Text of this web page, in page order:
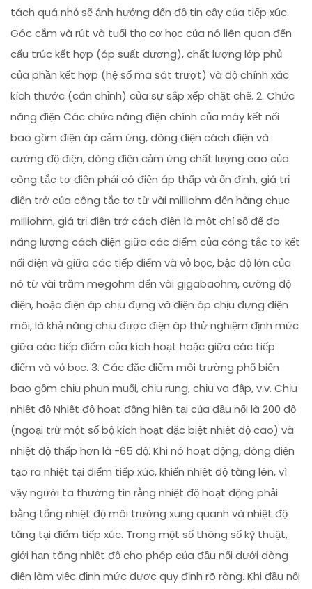
tách quá nhỏ sẽ ảnh hưởng đến độ tin cậy của tiếp xúc.
Góc cắm và rút và tuổi thọ cơ học của nó liên quan đến
cấu trúc kết hợp (áp suất dương), chất lượng lớp phủ
của phần kết hợp (hệ số ma sát trượt) và độ chính xác
kích thước (căn chỉnh) của sự sắp xếp chặt chẽ. 2. Chức
năng điện Các chức năng điện chính của máy kết nối
bao gồm điện áp cảm ứng, dòng điện cách điện và
cường độ điện, dòng điện cảm ứng chất lượng cao của
công tắc tơ điện phải có điện áp thấp và ổn định, giá trị
điện trở của công tắc tơ từ vài milliohm đến hàng chục
milliohm, giá trị điện trở cách điện là một chỉ số để đo
năng lượng cách điện giữa các điểm của công tắc tơ kết
nối điện và giữa các tiếp điểm và vỏ bọc, bậc độ lớn của
nó từ vài trăm megohm đến vài gigabaohm, cường độ
điện, hoặc điện áp chịu đựng và điện áp chịu đựng điện
môi, là khả năng chịu được điện áp thử nghiệm định mức
giữa các tiếp điểm của kích hoạt hoặc giữa các tiếp
điểm và vỏ bọc. 3. Các đặc điểm môi trường phổ biến
bao gồm chịu phun muối, chịu rung, chịu va đập, v.v. Chịu
nhiệt độ Nhiệt độ hoạt động hiện tại của đầu nối là 200 độ
(ngoại trừ một số bộ kích hoạt đặc biệt nhiệt độ cao) và
nhiệt độ thấp hơn là -65 độ. Khi nó hoạt động, dòng điện
tạo ra nhiệt tại điểm tiếp xúc, khiến nhiệt độ tăng lên, vì
vậy người ta thường tin rằng nhiệt độ hoạt động phải
bằng tổng nhiệt độ môi trường xung quanh và nhiệt độ
tăng tại điểm tiếp xúc. Trong một số thông số kỹ thuật,
giới hạn tăng nhiệt độ cho phép của đầu nối dưới dòng
điện làm việc định mức được quy định rõ ràng. Khi đầu nối